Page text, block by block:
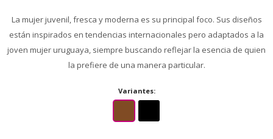
La mujer juvenil, fresca y moderna es su principal foco. Sus diseños
están inspirados en tendencias internacionales pero adaptados a la
joven mujer uruguaya, siempre buscando reflejar la esencia de quien
la prefiere de una manera particular.
Variantes: